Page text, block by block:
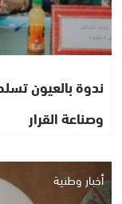
ندوة بالعيون
وصناعة القرار
أخبار وطنية